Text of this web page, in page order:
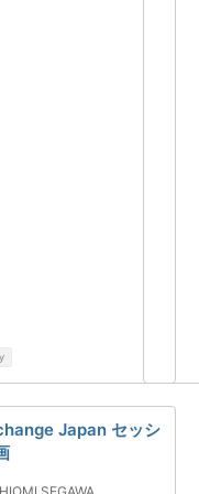
Japan セッシ